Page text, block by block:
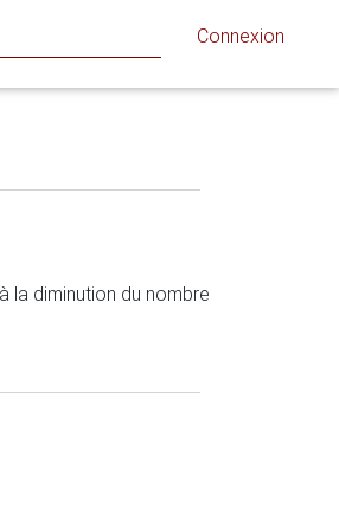
Connexion
la diminution du nombre